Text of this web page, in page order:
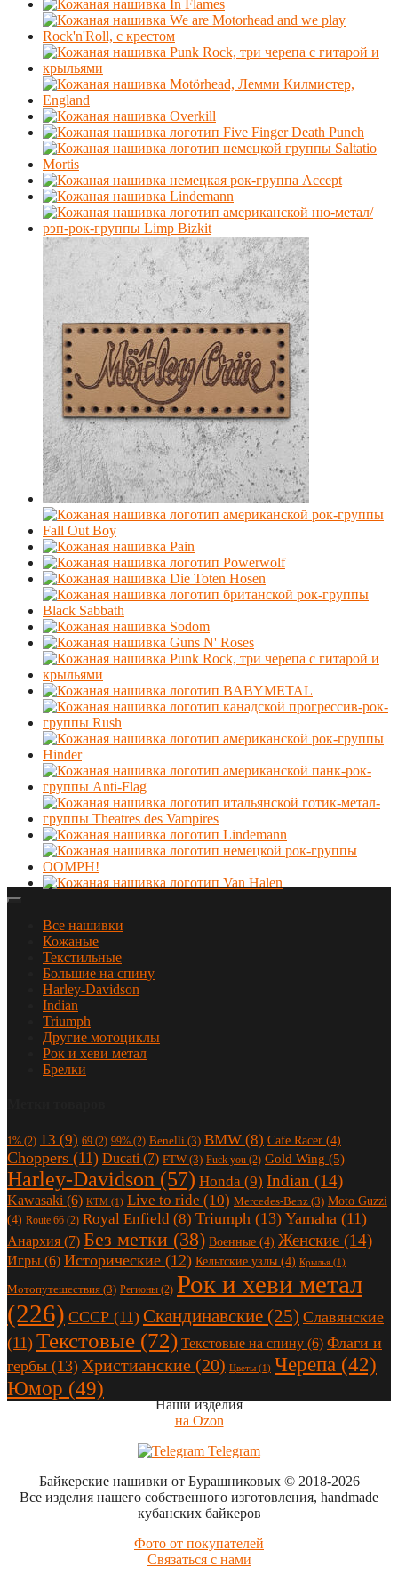
Все нашивки
Кожаные
Текстильные
Большие на спину
Harley-Davidson
Indian
Triumph
Другие мотоциклы
Рок и хеви метал
Брелки
1% (2) 13 (9) 69 (2) 99% (2) Benelli (3) BMW (8) Cafe Racer (4)
Choppers (11) Ducati (7) FTW (3) Fuck you (2) Gold Wing (5)
Harley-Davidson (57) Honda (9) Indian (14)
Kawasaki (6) KTM (1) Live to ride (10) Mercedes-Benz (3) Moto Guzzi
(4) Route 66 (2) Royal Enfield (8) Triumph (13) Yamaha (11)
Анархия (7) Без метки (38) Военные (4) Женские (14)
Игры (6) Исторические (12) Кельтские узлы (4) Крылья (1)
Мотопутешествия (3) Регионы (2) Рок и хеви метал
(226) СССР (11) Скандинавские (25) Славянские
(11) Текстовые (72) Текстовые на спину (6) Флаги и
гербы (13) Христианские (20) Цветы (1) Черепа (42)
Юмор (49)
Наши изделия
на Ozon
Telegram
Байкерские нашивки от Бурашниковых© 2018-2026
Все изделия нашего собственного изготовления, handmade
кубанских байкеров
Фото от покупателей
Связаться с нами